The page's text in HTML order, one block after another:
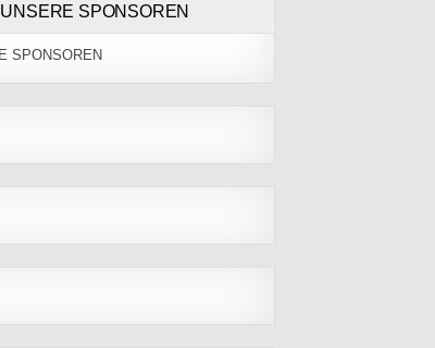
UNSERE SPONSOREN